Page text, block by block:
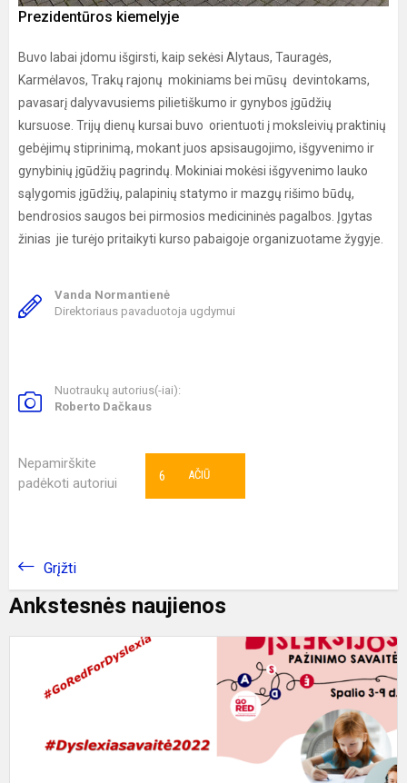
Prezidentūros kiemelyje
Buvo labai įdomu išgirsti, kaip sekėsi Alytaus, Tauragės,
Karmėlavos, Trakų rajonų mokiniams bei mūsų devintokams,
pavasarį dalyvavusiems pilietiškumo ir gynybos įgūdžių
kursuose. Trijų dienų kursai buvo orientuoti į moksleivių praktinių
gebėjimų stiprinimą, mokant juos apsisaugojimo, išgyvenimo ir
gynybinių įgūdžių pagrindų. Mokiniai mokėsi išgyvenimo lauko
sąlygomis įgūdžių, palapinių statymo ir mazgų rišimo būdų,
bendrosios saugos bei pirmosios medicininės pagalbos. Įgytas
žinias jie turėjo pritaikyti kurso pabaigoje organizuotame žygyje.
Vanda Normantienė
Direktoriaus pavaduotoja ugdymui
Nuotraukų autorius(-iai):
Roberto Dačkaus
Nepamirškite
padėkoti autoriui
AČIŪ
6
Grįžti
Ankstesnės naujienos